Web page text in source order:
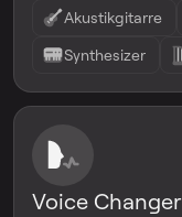
Akustikgitarre
Synthesizer
Voice Changer